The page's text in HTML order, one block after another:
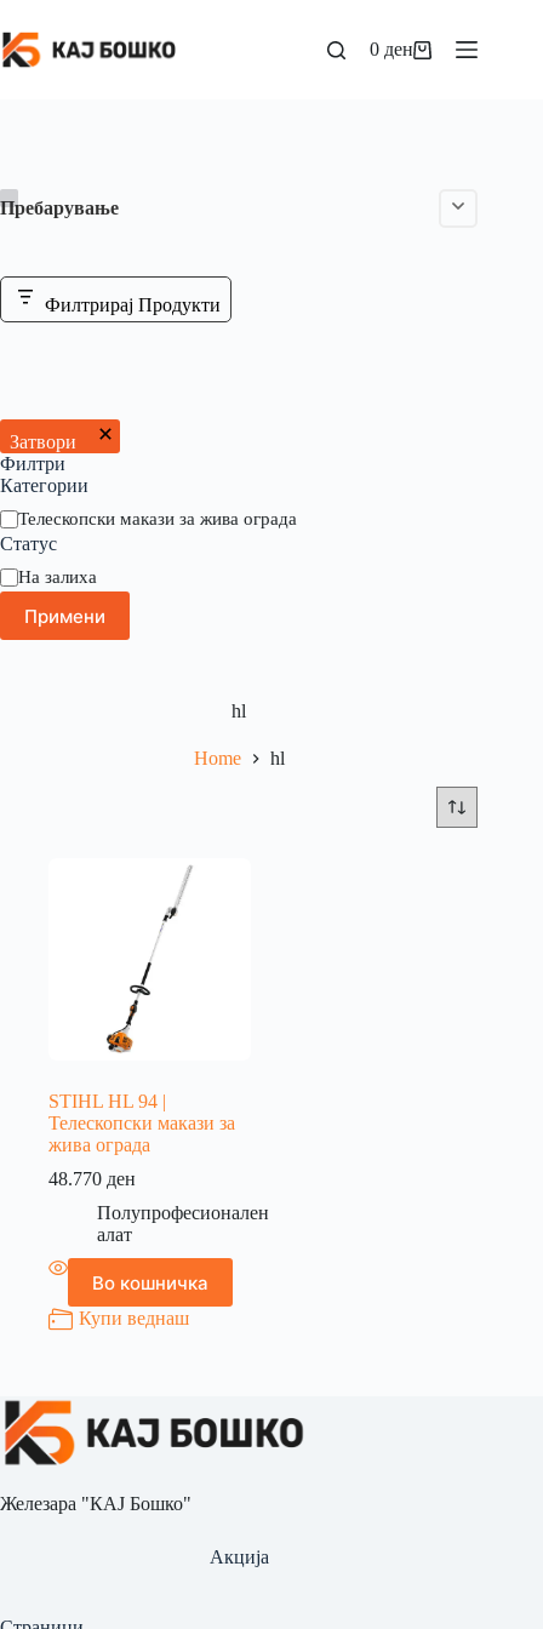
0 ден
hl
Home hl
STIHL HL 94 |
Телескопски макази за
жива ограда
48.770 ден
Полупрофесионален
алат
Во кошничка
Купи веднаш
Пребарување
Филтрирај Продукти
Затвори
Филтри
Категории
Телескопски макази за жива ограда
Статус
На залиха
Примени
Железара "КАЈ Бошко"
Акција